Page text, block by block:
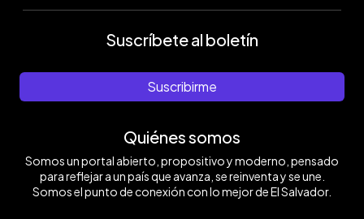
Suscríbete al boletín
Suscribirme
Quiénes somos
Somos un portal abierto, propositivo y moderno, pensado
para reflejar a un país que avanza, se reinventa y se une.
Somos el punto de conexión con lo mejor de El Salvador.